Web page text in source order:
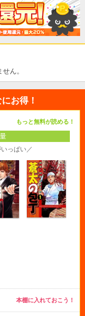
ん。
お得！
もっと無料が読める！
っぱい／
本棚に入れておこう！